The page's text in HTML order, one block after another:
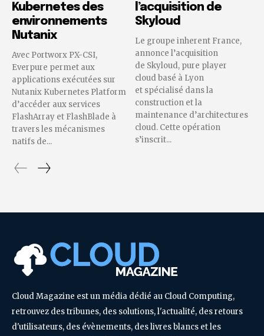
Kubernetes des
environnements
Nutanix
Avec Portworx PX-CSI,
Everpure permet aux
applications exécutées sur
Nutanix Kubernetes Platform
d’accéder aux services
FlashArray et FlashBlade à
travers les mécanismes
natifs de...
l’acquisition de
Skyloud
Le groupe inherent France,
annonce l’acquisition
de Skyloud, pure player
cloud basé à Lyon
et spécialisé dans la
construction et la
maintenance d’architectures
cloud. Cette opération
s’inscrit...
Cloud Magazine est un média dédié au Cloud Computing,
retrouvez des tribunes, des solutions, l'actualité, des retours
d'utilisateurs, des évènements, des livres blancs et les